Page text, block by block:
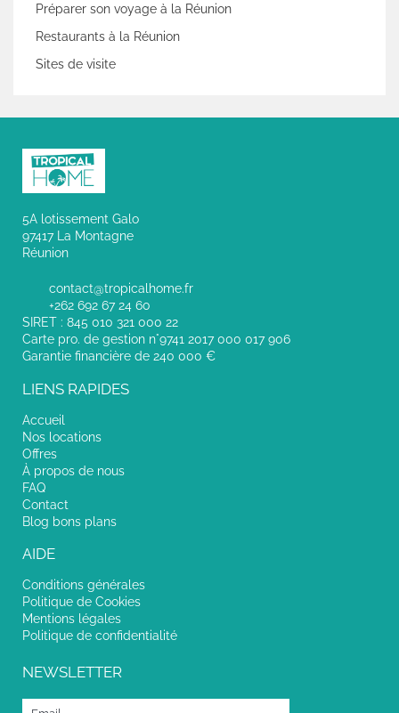
Préparer son voyage à la Réunion
Restaurants à la Réunion
Sites de visite
5A lotissement Galo
97417 La Montagne
Réunion
contact@tropicalhome.fr
+262 692 67 24 60
SIRET : 845 010 321 000 22
Carte pro. de gestion n°9741 2017 000 017 906
Garantie financière de 240 000 €
LIENS RAPIDES
Accueil
Nos locations
Offres
À propos de nous
FAQ
Contact
Blog bons plans
AIDE
Conditions générales
Politique de Cookies
Mentions légales
Politique de confidentialité
NEWSLETTER